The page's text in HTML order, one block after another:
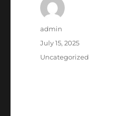
Author
admin
Posted
July 15, 2025
Categories
Uncategorized